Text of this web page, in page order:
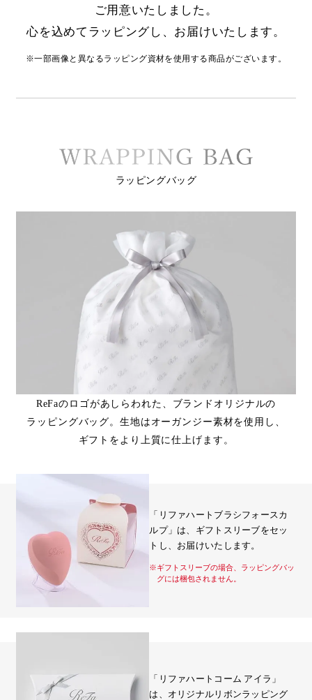
ご用意いたしました。
心を込めてラッピングし、お届けいたします。
※一部画像と異なるラッピング資材を使用する商品がございます。
ラッピングバッグ
ReFaのロゴがあしらわれた、ブランドオリジナルの
ラッピングバッグ。生地はオーガンジー素材を使用し、
ギフトをより上質に仕上げます。
「リファハートブラシフォースカ
ルプ」は、ギフトスリーブをセッ
トし、お届けいたします。
※ギフトスリーブの場合、ラッピングバッ
グには梱包されません。
「リファハートコーム アイラ」
は、オリジナルリボンラッピング